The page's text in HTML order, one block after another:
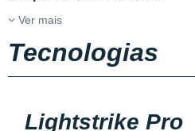
Ver mais
Tecnologias
Lightstrike Pro